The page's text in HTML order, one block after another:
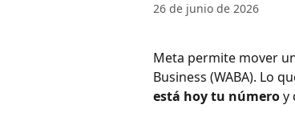
26 de junio de 2026
Meta permite mover
Business (WABA). Lo
está hoy tu número y